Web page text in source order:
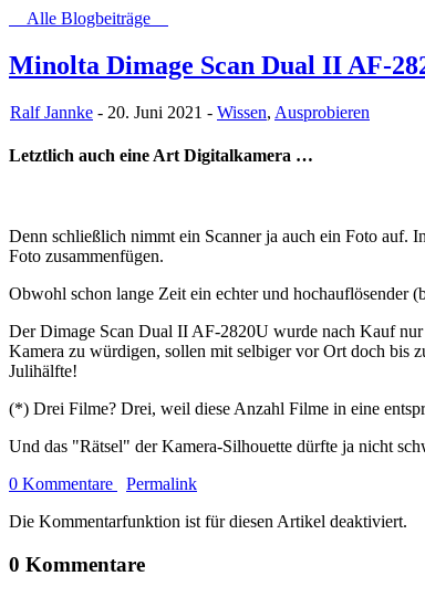
Alle Blogbeiträge
Minolta Dimage Scan Dual II AF-
Ralf Jannke - 20. Juni 2021 - Wissen, Ausprobieren
Letztlich auch eine Art Digitalkamera …
Denn schließlich nimmt ein Scanner ja auch ein Foto auf.
Foto zusammenfügen.
Obwohl schon lange Zeit ein echter und hochauflösender
Der Dimage Scan Dual II AF-2820U wurde nach Kauf
Kamera zu würdigen, sollen mit selbiger vor Ort doch bis
Julihälfte!
(*) Drei Filme? Drei, weil diese Anzahl Filme in eine
Und das "Rätsel" der Kamera-Silhouette dürfte ja nicht
0 Kommentare
Permalink
Die Kommentarfunktion ist für diesen Artikel deaktiviert.
0 Kommentare